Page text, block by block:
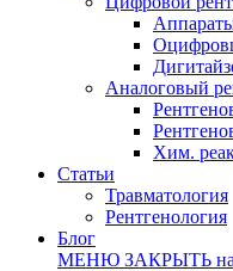
Аналоговый
Хим.
Статьи
Травматология
Рентгенология
Блог
МЕНЮ ЗАКРЫТЬ